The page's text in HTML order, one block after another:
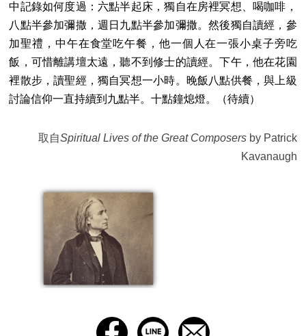
中記錄如何度過：六點半起床，獨自在房裡冥想、喝咖啡，
八點半參加彌撒，週日九點半參加彌撒。然後獨自讀經，參
加聖禮，中午在食堂吃午餐，他一個人在一張小桌子旁吃
飯，可惜離講壇太遠，聽不到修士的讀經。下午，他在花園
裡散步，讀聖經，獨自冥想一小時。晚飯八點供餐，與上級
討論信仰一直持續到九點半。十點鐘熄燈。（待續）
取自Spiritual Lives of the Great Composersby Patrick
Kavanaugh